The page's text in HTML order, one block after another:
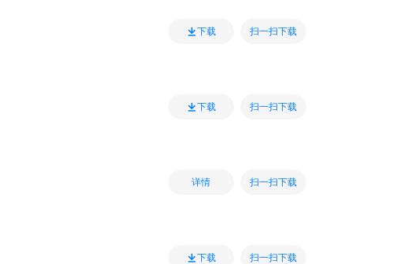
下载 扫一扫下载
下载 扫一扫下载
详情 扫一扫下载
下载 扫一扫下载